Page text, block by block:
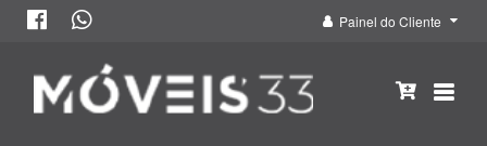
Painel do Cliente